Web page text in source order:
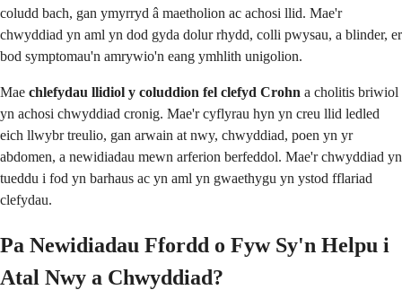
coludd bach, gan ymyrryd â maetholion ac achosi llid. Mae'r
chwyddiad yn aml yn dod gyda dolur rhydd, colli pwysau, a blinder, er
bod symptomau'n amrywio'n eang ymhlith unigolion.
Mae chlefydau llidiol y coluddion fel clefyd Crohn a cholitis briwiol
yn achosi chwyddiad cronig. Mae'r cyflyrau hyn yn creu llid ledled
eich llwybr treulio, gan arwain at nwy, chwyddiad, poen yn yr
abdomen, a newidiadau mewn arferion berfeddol. Mae'r chwyddiad yn
tueddu i fod yn barhaus ac yn aml yn gwaethygu yn ystod fflariad
clefydau.
Pa Newidiadau Ffordd o Fyw Sy'n Helpu i
Atal Nwy a Chwyddiad?